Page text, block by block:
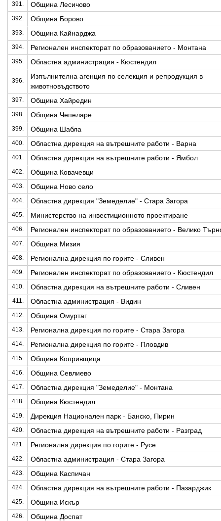
391. Община Лесичово
392. Община Борово
393. Община Кайнарджа
394. Регионален инспекторат по образованието - Монтана
395. Областна администрация - Кюстендил
396.
Изпълнителна агенция по селекция и репродукция в
животновъдството
397. Община Хайредин
398. Община Чепеларе
399. Община Шабла
400. Областна дирекция на вътрешните работи - Варна
401. Областна дирекция на вътрешните работи - Ямбол
402. Община Ковачевци
403. Община Ново село
404. Областна дирекция "Земеделие" - Стара Загора
405. Министерство на инвестиционното проектиране
406. Регионален инспекторат по образованието - Велико
407. Община Мизия
408. Регионална дирекция по горите - Сливен
409. Регионален инспекторат по образованието - Кюстендил
410. Областна дирекция на вътрешните работи - Сливен
411. Областна администрация - Видин
412. Община Омуртаг
413. Регионална дирекция по горите - Стара Загора
414. Регионална дирекция по горите - Пловдив
415. Община Копривщица
416. Община Севлиево
417. Областна дирекция "Земеделие" - Монтана
418. Община Кюстендил
419. Дирекция Национален парк - Банско, Пирин
420. Областна дирекция на вътрешните работи - Разград
421. Регионална дирекция по горите - Русе
422. Областна администрация - Стара Загора
423. Община Каспичан
424. Областна дирекция на вътрешните работи - Пазарджик
425. Община Искър
426. Община Доспат